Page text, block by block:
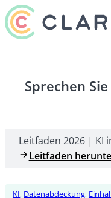
Sprechen
Leitfaden 2026 | KI
Leitfaden
KI, Datenabdeckung,